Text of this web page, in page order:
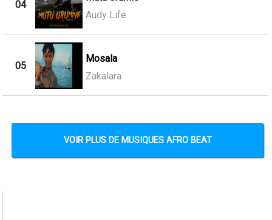
04
Audy Life
05
Mosala
Zakalara
VOIR PLUS DE MUSIQUES AFRO BEAT